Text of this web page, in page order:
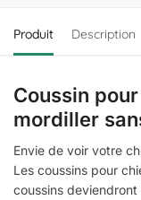
Produit Description
Coussin
mordiller
Envie de voir votre
Les coussins pour
coussins